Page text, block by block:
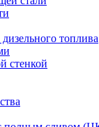
топлива
стенкой